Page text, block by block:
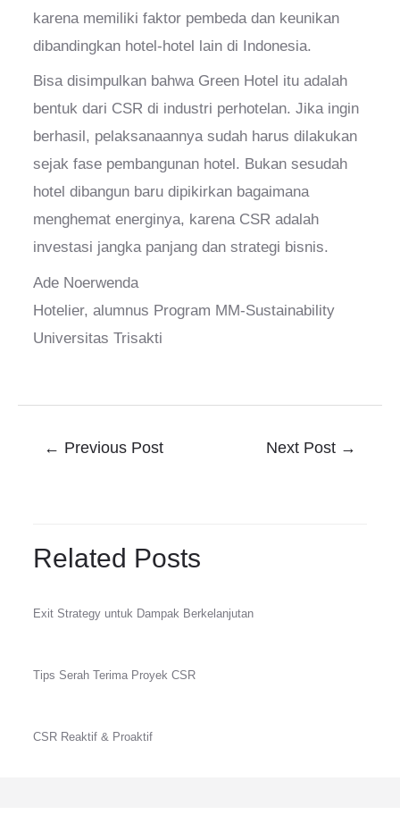
karena memiliki faktor pembeda dan keunikan
dibandingkan hotel-hotel lain di Indonesia.
Bisa disimpulkan bahwa Green Hotel itu adalah
bentuk dari CSR di industri perhotelan. Jika ingin
berhasil, pelaksanaannya sudah harus dilakukan
sejak fase pembangunan hotel. Bukan sesudah
hotel dibangun baru dipikirkan bagaimana
menghemat energinya, karena CSR adalah
investasi jangka panjang dan strategi bisnis.
Ade Noerwenda
Hotelier, alumnus Program MM-Sustainability
Universitas Trisakti
← Previous Post Next Post →
Related Posts
Exit Strategy untuk Dampak Berkelanjutan
Tips Serah Terima Proyek CSR
CSR Reaktif & Proaktif